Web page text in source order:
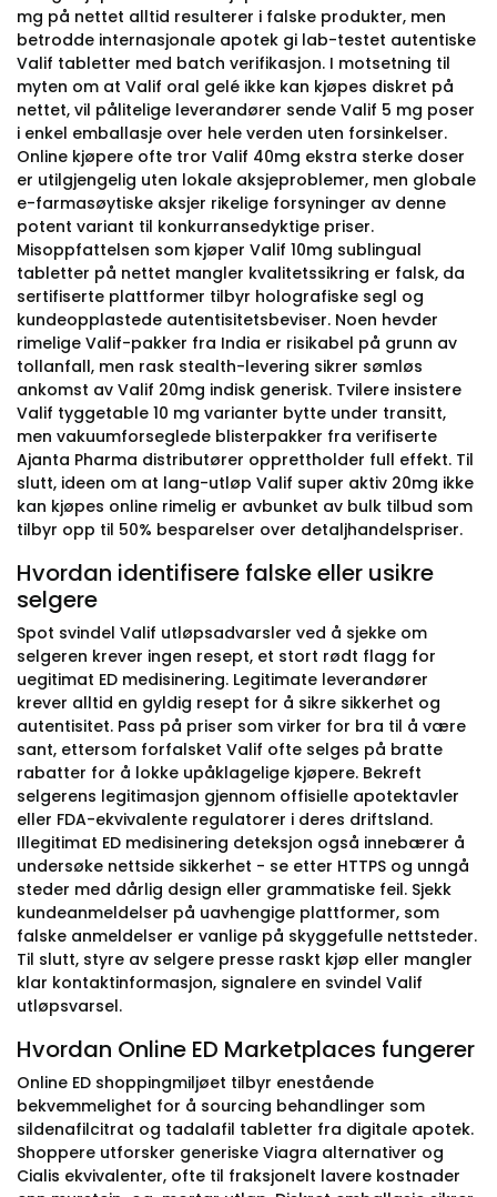
mg på nettet alltid resulterer i falske produkter, men
betrodde internasjonale apotek gi lab-testet autentiske
Valif tabletter med batch verifikasjon. I motsetning til
myten om at Valif oral gelé ikke kan kjøpes diskret på
nettet, vil pålitelige leverandører sende Valif 5 mg poser
i enkel emballasje over hele verden uten forsinkelser.
Online kjøpere ofte tror Valif 40mg ekstra sterke doser
er utilgjengelig uten lokale aksjeproblemer, men globale
e-farmasøytiske aksjer rikelige forsyninger av denne
potent variant til konkurransedyktige priser.
Misoppfattelsen som kjøper Valif 10mg sublingual
tabletter på nettet mangler kvalitetssikring er falsk, da
sertifiserte plattformer tilbyr holografiske segl og
kundeopplastede autentisitetsbeviser. Noen hevder
rimelige Valif-pakker fra India er risikabel på grunn av
tollanfall, men rask stealth-levering sikrer sømløs
ankomst av Valif 20mg indisk generisk. Tvilere insistere
Valif tyggetable 10 mg varianter bytte under transitt,
men vakuumforseglede blisterpakker fra verifiserte
Ajanta Pharma distributører opprettholder full effekt. Til
slutt, ideen om at lang-utløp Valif super aktiv 20mg ikke
kan kjøpes online rimelig er avbunket av bulk tilbud som
tilbyr opp til 50% besparelser over detaljhandelspriser.
Hvordan identifisere falske eller usikre
selgere
Spot svindel Valif utløpsadvarsler ved å sjekke om
selgeren krever ingen resept, et stort rødt flagg for
uegitimat ED medisinering. Legitimate leverandører
krever alltid en gyldig resept for å sikre sikkerhet og
autentisitet. Pass på priser som virker for bra til å være
sant, ettersom forfalsket Valif ofte selges på bratte
rabatter for å lokke upåklagelige kjøpere. Bekreft
selgerens legitimasjon gjennom offisielle apotektavler
eller FDA-ekvivalente regulatorer i deres driftsland.
Illegitimat ED medisinering deteksjon også innebærer å
undersøke nettside sikkerhet - se etter HTTPS og unngå
steder med dårlig design eller grammatiske feil. Sjekk
kundeanmeldelser på uavhengige plattformer, som
falske anmeldelser er vanlige på skyggefulle nettsteder.
Til slutt, styre av selgere presse raskt kjøp eller mangler
klar kontaktinformasjon, signalere en svindel Valif
utløpsvarsel.
Hvordan Online ED Marketplaces fungerer
Online ED shoppingmiljøet tilbyr enestående
bekvemmelighet for å sourcing behandlinger som
sildenafilcitrat og tadalafil tabletter fra digitale apotek.
Shoppere utforsker generiske Viagra alternativer og
Cialis ekvivalenter, ofte til fraksjonelt lavere kostnader